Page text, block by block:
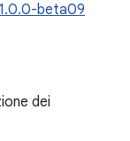
beta09
dei